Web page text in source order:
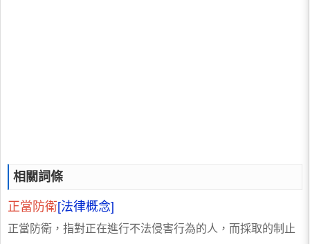
相關詞條
正當防衛[法律概念]
正當防衛，指對正在進行不法侵害行為的人，而採取的制止